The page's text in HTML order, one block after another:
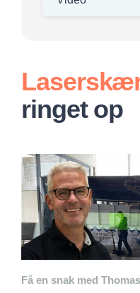
ringet op
Få en snak med